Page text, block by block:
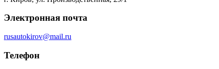
Электронная почта
rusautokirov@mail.ru
Телефон